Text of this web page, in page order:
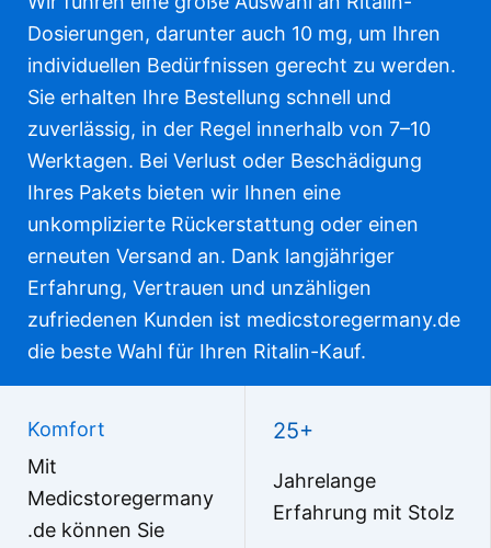
Dosierungen, darunter auch 10 mg, um Ihren
individuellen Bedürfnissen gerecht zu werden.
Sie erhalten Ihre Bestellung schnell und
zuverlässig, in der Regel innerhalb von 7–10
Werktagen. Bei Verlust oder Beschädigung
Ihres Pakets bieten wir Ihnen eine
unkomplizierte Rückerstattung oder einen
erneuten Versand an. Dank langjähriger
Erfahrung, Vertrauen und unzähligen
zufriedenen Kunden ist medicstoregermany.de
die beste Wahl für Ihren Ritalin-Kauf.
WhatsApp uns
Komfort
Mit
Medicstoregermany
.de können Sie
25+
Jahrelange
Erfahrung mit Stolz